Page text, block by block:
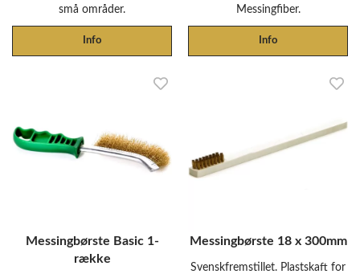
små områder.
Info
Messingfiber.
Info
Messingbørste Basic 1-
række
Messingbørste 18 x 300mm
Svenskfremstillet. Plastskaft for